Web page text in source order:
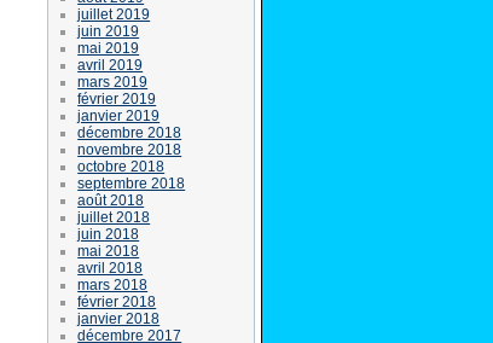
juillet 2019
juin 2019
mai 2019
avril 2019
mars 2019
février 2019
janvier 2019
décembre 2018
novembre 2018
octobre 2018
septembre 2018
août 2018
juillet 2018
juin 2018
mai 2018
avril 2018
mars 2018
février 2018
janvier 2018
décembre 2017